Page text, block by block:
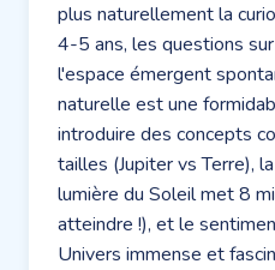
plus naturellement la
4-5 ans, les questions
l'espace émergent
naturelle est une
introduire des concepts
tailles (Jupiter vs Terre),
lumière du Soleil met 8
atteindre !), et le
Univers immense et